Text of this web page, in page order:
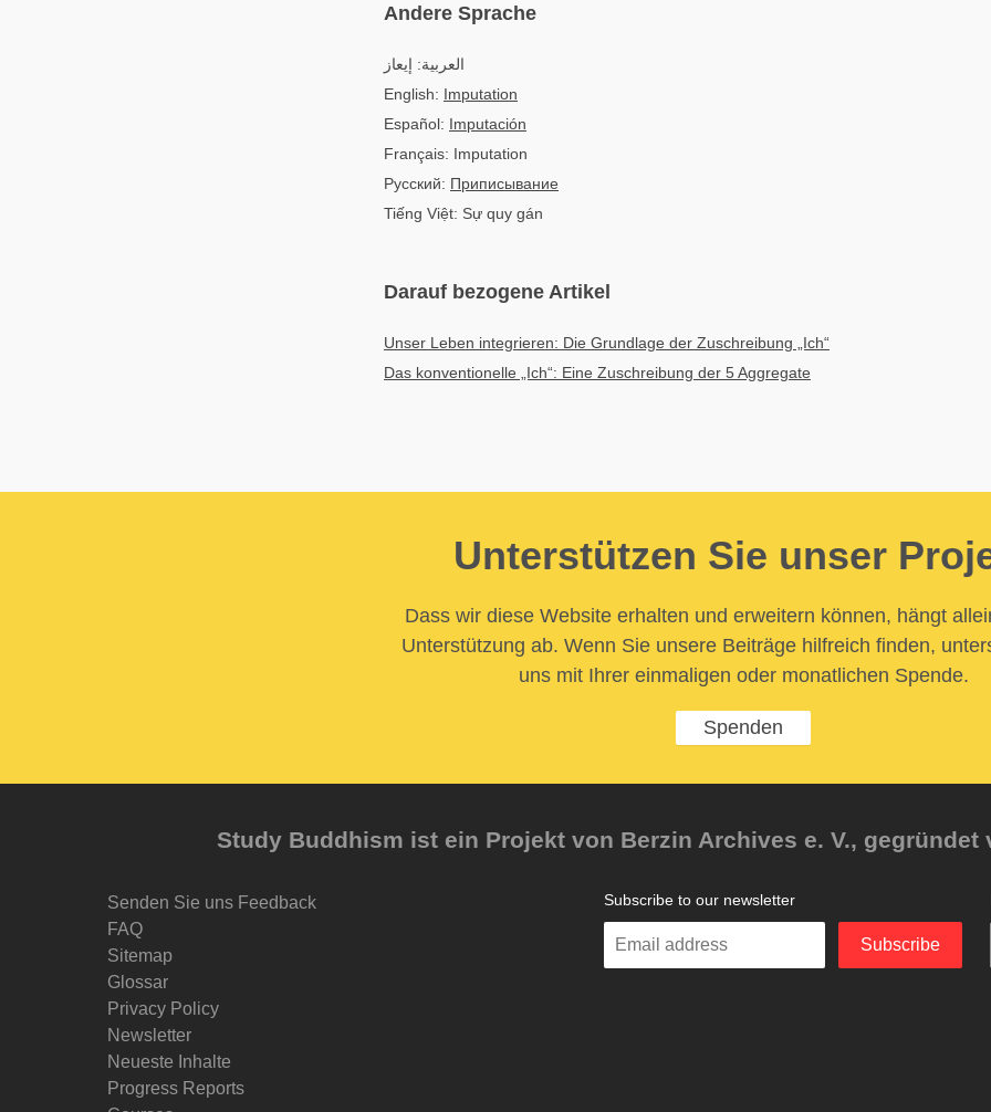
Andere Sprache
العربية: إيعاز
English: Imputation
Español: Imputación
Français: Imputation
Русский: Приписывание
Tiếng Việt: Sự quy gán
Darauf bezogene Artikel
Unser Leben integrieren: Die Grundlage der Zuschreibung „Ich“
Das konventionelle „Ich“: Eine Zuschreibung der 5 Aggregate
Unterstützen Sie unser
Dass wir diese Website erhalten und erweitern können, hängt
Unterstützung ab. Wenn Sie unsere Beiträge hilfreich finden,
uns mit Ihrer einmaligen oder monatlichen Spende.
Spenden
Study Buddhism ist ein Projekt von Berzin Archives e. V., gegründet
Senden Sie uns Feedback
FAQ
Sitemap
Glossar
Privacy Policy
Newsletter
Neueste Inhalte
Progress Reports
Subscribe to our newsletter
Enter
Subscribe